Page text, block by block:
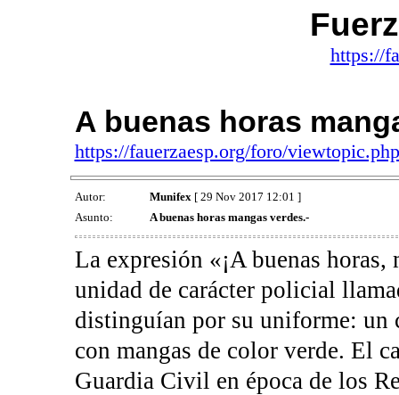
https://
A buenas horas
https://fauerzaesp.org/foro/
Autor: Munifex[ 29 Nov 2017 12:01 ]
Asunto:
A buenas horas mangas verdes.-
La expresión «¡A buenas
unidad de carácter policial
distinguían por su uniforme: un
con mangas de color verde. El
Guardia Civil en época de los